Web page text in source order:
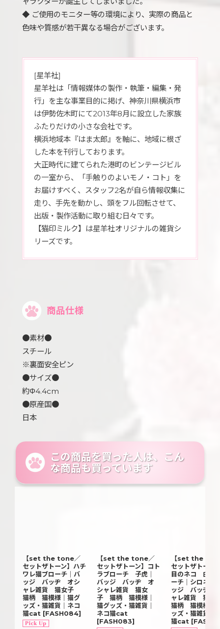
◆ ご使用のモニター等の環境により、実際の商品と
色味や質感が若干異なる場合がございます。
[星羊社]
星羊社は「情報媒体の製作・執筆・編集・発
行」を主な事業目的に掲げ、神奈川県横浜市
は伊勢佐木町にて2013年8月に設立した家族
ふたりだけの小さな会社です。
横浜地域本『はま太郎』を軸に、地域に根ざ
した本を刊行しております。
大正時代に建てられた港町のビンテージビル
の一室から、「手触りのよいモノ・コト」を
お届けすべく、スタッフ2名が自ら情報収集に
走り、手先を動かし、頭をフル回転させて、
出版・製作活動に取り組む日々です。
【猫印ミルク】は星羊社オリジナルの雑貨シ
リーズです。
商品仕様
●素材●
スチール
※裏面安全ピン
●サイズ●
約Φ4.4cm
●原産国●
日本
この商品を買った人は、こん
な商品も買っています
【set the tone／
セットザトーン】ハチ
ワレ猫ブローチ｜バ
ッジ バッヂ オシ
ャレ雑貨 猫女子
猫柄 猫模様｜猫グ
ッズ・猫雑貨｜ネコ
猫cat [FASH084]
【set the tone／
セットザトーン】コト
ラブローチ 子虎｜
バッジ バッヂ オ
シャレ雑貨 猫女
子 猫柄 猫模様｜
猫グッズ・猫雑貨｜
ネコ猫cat
[FASH083]
【set the
セットザトーン
目のネコ 白猫
ーチ｜シロネコ
ッジ バッヂ
ャレ雑貨 猫
猫柄 猫模様｜
ッズ・猫雑貨｜
猫cat [